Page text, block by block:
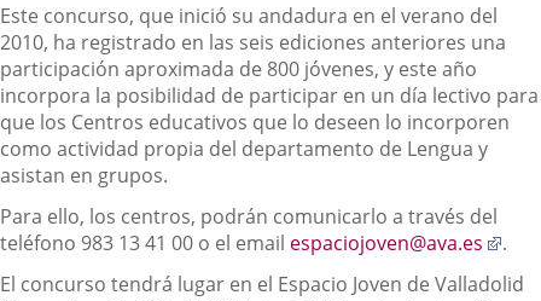
Este concurso, que inició su andadura en el verano del
2010, ha registrado en las seis ediciones anteriores una
participación aproximada de 800 jóvenes, y este año
incorpora la posibilidad de participar en un día lectivo para
que los Centros educativos que lo deseen lo incorporen
como actividad propia del departamento de Lengua y
asistan en grupos.
Para ello, los centros, podrán comunicarlo a través del
teléfono 983 13 41 00 o el email espaciojoven@ava.es
una
.
El concurso tendrá lugar en el Espacio Joven de Valladolid